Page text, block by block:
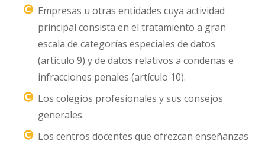
Empresas u otras entidades cuya actividad
principal consista en el tratamiento a gran
escala de categorías especiales de datos
(artículo 9) y de datos relativos a condenas e
infracciones penales (artículo 10).
Los colegios profesionales y sus consejos
generales.
Los centros docentes que ofrezcan enseñanzas